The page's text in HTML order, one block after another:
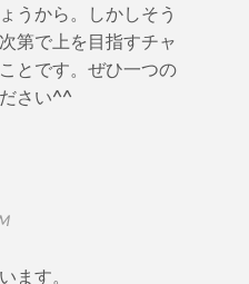
うから。しかしそう
第で上を目指すチャ
とです。ぜひ一つの
さい^^
ます。